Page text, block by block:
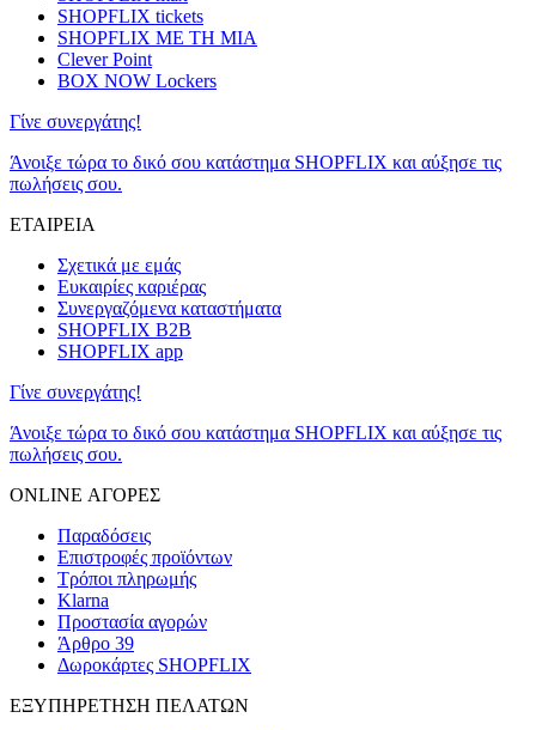
SHOPFLIX tickets
SHOPFLIX ΜΕ ΤΗ ΜΙΑ
Clever Point
BOX NOW Lockers
Γίνε συνεργάτης!
Άνοιξε τώρα το δικό σου κατάστημα SHOPFLIX και αύξησε τις
πωλήσεις σου.
ΕΤΑΙΡΕΙΑ
Σχετικά με εμάς
Ευκαιρίες καριέρας
Συνεργαζόμενα καταστήματα
SHOPFLIX B2B
SHOPFLIX app
Γίνε συνεργάτης!
Άνοιξε τώρα το δικό σου κατάστημα SHOPFLIX και αύξησε τις
πωλήσεις σου.
ONLINE ΑΓΟΡΕΣ
Παραδόσεις
Επιστροφές προϊόντων
Τρόποι πληρωμής
Klarna
Προστασία αγορών
Άρθρο 39
Δωροκάρτες SHOPFLIX
ΕΞΥΠΗΡΕΤΗΣΗ ΠΕΛΑΤΩΝ